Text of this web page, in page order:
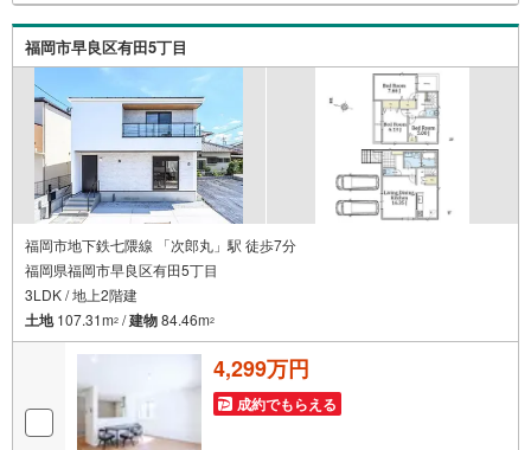
たいという方も大歓迎です！年間8000棟以上の限定物件を
発表しているオープンハウスだから出会える物件が多数ご
ざいます。ぜひお気軽にご連絡・ご相談ください！※限定物
件:当社のみ、もしくは当社を含めた数社でのみご紹介可能
なオープンハウス・ディベロップメントの物件
福岡市早良区有田5丁目
福岡市地下鉄七隈線 「次郎丸」駅 徒歩7分
福岡県福岡市早良区有田5丁目
3LDK / 地上2階建
土地107.31m2 /建物84.46m2
4,299万円
成約でもらえる